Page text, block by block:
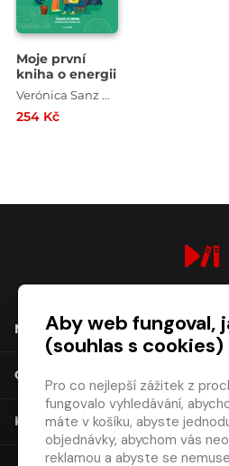
Moje první
kniha o energii
Verónica Sanz Gozález , Eduard Altarriba , Johannes Hirn
254 Kč
NÁKUP
O SPOLEČNOSTI
KONTAKT
Aby web fungoval,
(souhlas s cookies)
Pro co nejlepší zážitek z
fungovalo vyhledávání,
máte v košíku, abyste
objednávky, abychom vás
reklamou a abyste se